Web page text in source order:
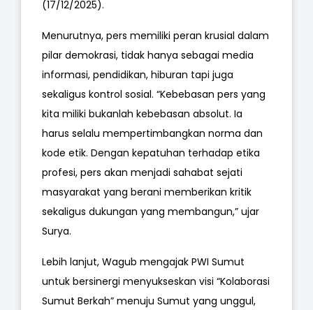
(17/12/2025).
Menurutnya, pers memiliki peran krusial dalam
pilar demokrasi, tidak hanya sebagai media
informasi, pendidikan, hiburan tapi juga
sekaligus kontrol sosial. “Kebebasan pers yang
kita miliki bukanlah kebebasan absolut. Ia
harus selalu mempertimbangkan norma dan
kode etik. Dengan kepatuhan terhadap etika
profesi, pers akan menjadi sahabat sejati
masyarakat yang berani memberikan kritik
sekaligus dukungan yang membangun,” ujar
Surya.
Lebih lanjut, Wagub mengajak PWI Sumut
untuk bersinergi menyukseskan visi “Kolaborasi
Sumut Berkah” menuju Sumut yang unggul,